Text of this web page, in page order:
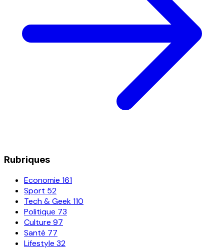
Rubriques
Economie 161
Sport 52
Tech & Geek110
Politique 73
Culture 97
Santé 77
Lifestyle 32